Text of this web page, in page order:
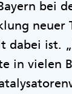
bei
neuer
dabei ist.
in vielen